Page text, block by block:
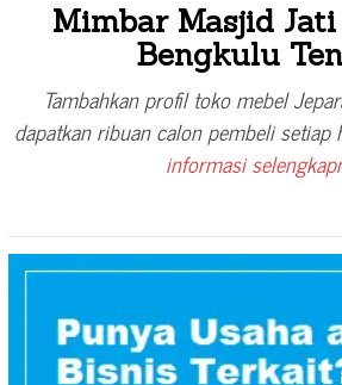
Mimbar Masjid
Bengkulu
Tambahkan profil toko mebel
dapatkan ribuan calon pembeli setiap
informasi